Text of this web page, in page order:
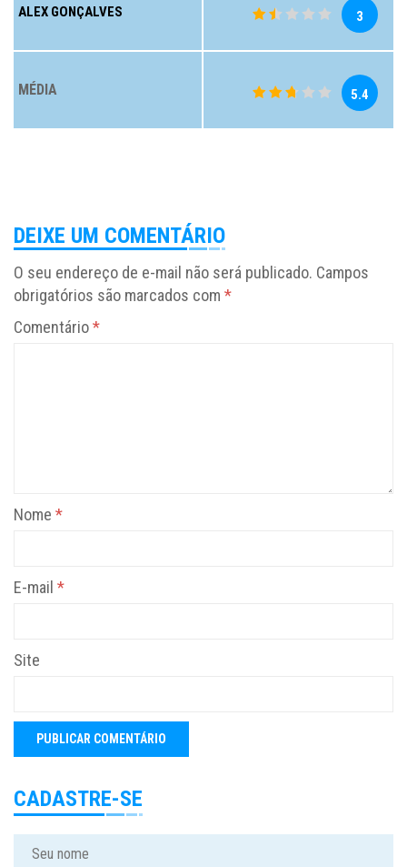
ALEX GONÇALVES 3
MÉDIA 5.4
DEIXE UM COMENTÁRIO
O seu endereço de e-mail não será publicado. Campos
obrigatórios são marcados com *
Comentário*
Nome *
E-mail *
Site
CADASTRE-SE